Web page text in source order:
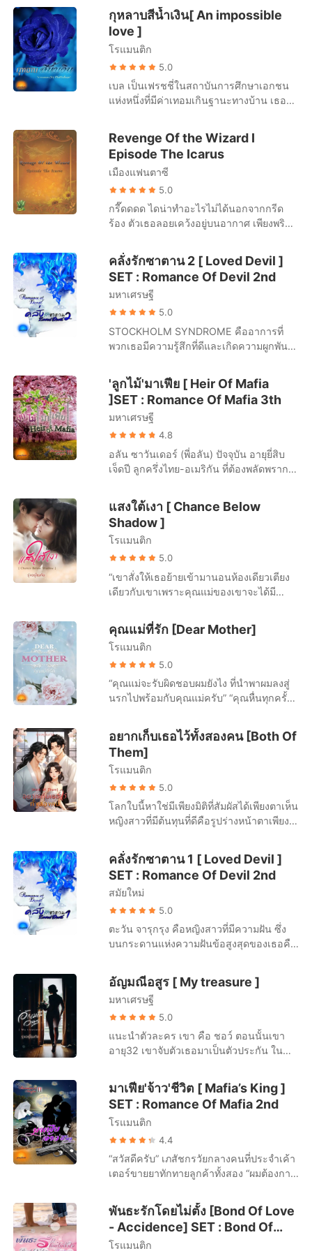
นัก ว่าทำไมจู่ๆเขาก็ต้องการอากาศเดียวกัน
ในพื้นที่แคบๆร่วมหายใจกับเธอคนนี้นานๆ เอ
ริค & คริสตี้ “ทำไมเธอถึงดูกลัวฉันนัก” เอริค
เสียส่วนใหญ่ยามที่อยู่กับเขา “ก็ ก็ คุณ ชอบ
ทำหน้าดุ หน้าเคร่งเครียด แบบนี้อยู่ตลอด
เวลา” เอริค เลิกคิ้วมองใบหน้าคริสตี้ ที่ขมวด
ตามความเข้าใจของเธอ และนั้นทำให้เอริ
คหันไปทางอื่นและ เผยรอยยิ้มออกมาเล็ก
น้อย เมื่ออดขำใบหน้าของคริสตี้ไม่ได้ โน
อาห์ & เมแกน เมื่อเค้กกล้วยหอมถูกจุดเทียน
โนอาห์อธิฐานขอต่อเทพประจำวันเกิด ว่า
“แค่เมแกน” คำพูดสั้นๆ แต่ทำให้คนที่ได้ยินยิ้ม
ออกมา “อธิฐานดังจัง” “กลัวเทพธิดาเมแกน
กอดโนอาห์ มองเข็มนาฬิกาค่อยๆขยับ ติ๊ก
ติ๊ก เลยผ่านเลขสิบสองไปในที่สุด ไอเดน &
เชือกฟาง “หมวก หมวกของนายหายไปไหน
แล้วไม่รู้” “ช่างมัน ไม่ใช่เธอที่หายไปก็ดีแล้ว”
เชือกฟางยิ้มออกมา “สมมุตินะ สมมุติ ถ้า
เชือกฟางหายไปจริงๆ ไอเดนจะตามหา เชือก
ฟางจนเจอใช่มั้ย?” “ใช่! จะหาจนกว่าจะเจอ
เลยล่ะ แต่ทางที่ดีอย่าหายไปไหนเลยดีกว่า
รางวัล
หกขวบที่มีหน้าตาเหมือนเขาในวัยเดียวกันไม่
ผิดเพี้ยน ความไม่สมหวังกับชีวิตครอบครัวที่
ผ่านมาทำให้เขาต้องการเด็กชายที่เขามั่นใจ
ว่าคือเลือดเนื้อเชื้อไขเขาอย่างแน่นอน เธอ
มันก็แค่ผู้หญิงตัวเล็กๆ ที่ไม่มีทั้งอำนาจและ
เงินทอง ซึ่งเขาจะทำอย่างไรกับเธอก็ได้
กุหลาบสีน้ำเงิน[ An impossible
love ]
โรแมนติก
5.0
เบล เป็นเฟรชชี่ในสถาบันการศึกษาเอกชน
แห่งหนึ่งที่มีค่าเทอมเกินฐานะทางบ้าน เธอ
ความโชคดีไม่ได้เกิดขึ้นกับเธอเสมอไป เมื่อ
เธอดันไปพบเห็นคุณแป้งภรรยาสาวคนสวย
ของเศรษฐีใจดี ว่าคุณแป้งกำลังเริงสวาทชนิด
ที่ทำให้เธอหญิงสาวเวอร์จิ้นถึงกับตาค้างจน
ไม่อาจละสายตาจากภาพที่อยากรู้อยากเห็น
นั้นไม่ได้ และเธอดันไปสบตากับคุณแป้งอย่าง
ช่วยไมไ่ด้ในเวลาแบบนั้น ความซวยสะท้าน
เปลี่ยนชีวิตเธอไปอย่างสิ้นเชิง “ฉันจะกลับก็
ต่อเมื่อเบลกลับไปด้วยกันเท่านั้น” “คุณกลาง
ต้องการอะไร!” “เธอ” “เบลไม่ได้เป็นโสเภณี
น้ำตา เธอจะไม่เสียใจให้กับเขาอีกแล้ว “ก็ได้
ค่ะ เบลยอมแพ้ คุณกลางอยากจะทำอะไร
เตียง” เบลทำตามนั้น และเขาไม่ต้องพูดต่อ
เมื่อสายตาเขาบอกชัดเจนว่าให้เธอถอด
เสื้อผ้าออกทั้งหมด คืนนี้เขาไม่ปล่อยเธอแล้ว
Revenge Of the Wizard I
Episode The Icarus
เมืองแฟนตาซี
5.0
กรี๊ดดดด ไดน่าทำอะไรไม่ได้นอกจากกรีด
ร้อง ตัวเธอลอยเคว้งอยู่บนอากาศ เพียงพริบ
ด้วยพลังเวทย์ของเขา พรึ่บ! สองแขนถูกตรึง
กางออกด้วยแรงบางอย่างที่เธอทั้งมองไม่เห็น
และไม่สามารถขัดขืนได้ อื้มมมม อกอวบทั้ง
สองจู่ๆก็ยุบยวบเหมือนกับว่ากำลังถูกบีบเคล้น
อ้าร์รรรรร หมับ เธอครางออกมาได้อย่างไร
กัน ริมฝีปากอิ่มเม้มปิดไว้ ยอดอกสีแดงสด
แข็งเป็นไต มันกำลังสั่นไหวเหมือนกำลังถูก
ปลายลิ้นหรือปลายนิ้วปัดกวัดแกว่งยั่วยวนให้
ถูกเขาใช้พลังเวทย์กับร่างกาย ดวงตากลม
ปรือมองเจ้าของพลังเวทย์ เขาอยู่ตรงนั้นห่าง
จากเธออยู่หลายเมตร แต่ทำไมเธอถึงรู้สึกถึง
จำนนให้มันเกิดขึ้นอย่างง่ายดาย...แต่ความ
รู้สึกต้องการของร่างกาย
คลั่งรักซาตาน 2 [ Loved Devil ]
SET : Romance Of Devil 2nd
มหาเศรษฐี
5.0
STOCKHOLM SYNDROME คืออาการที่
พวกเธอมีความรู้สึกที่ดีและเกิดความผูกพัน
กัน แม้ไม่เต็มใจในตอนแรก แต่เขาทำให้เธอ
ค้นพบความต้องการแท้จริงที่ซ่อนอยู่ ซาตาน
พี่ใหญ่ เควิ้น ชอว์น [เคน] 27 ปี อาชีพค้าของ
เถื่อน ผู้ทรงอิทธิพล รุ่นที่สามของตระกูล ไม่
เน้นพูด แต่เน้นคิด เน้นปฎิบัติ ไม่เน้นใช้ความ
รู้สึก... “อุตส่าห์พยายาม แต่ห่วยมาก เป็นได้
แค่ผู้หญิงข้างทาง ไม่เทียบชั้นนางบำเรอเลย
สักนิด...” หลิวหลิว วัย 19 ปี หัวขโมยที่ถูกจับ
เขาถึง ถึง ถึง ดูดีเหลือเกิน หลิวหลิว มอง
ตาค้างนิ่ง หัวใจวัยสาวเต้นแรง เธอตกหลุมรัก
เจ้าพ่อมาเฟียคนนั้นเพียงแค่เห็นหน้าครั้งแรก
เจ้าของธุรกิจโรงแรมระดับห้าดาวและเจ็ด
ดาวหลายแห่ง นิสัยขี้เล่น ชอบหว่านเสน่ห์ แต่
ล่อขนาดนี้ สาวๆคงอยากตกนรกกันเยอะเลย
คุณว่ามั้ยที่รัก” เมษา วัย 20 ปี เธอสวย เธอ
รวย เธอหยิ่ง มันผิดด้วยเหรอ ที่เธอไม่ต้องการ
มีผู้ชายคนสำคัญในชีวิต เพียงเพราะไม่มี
ผู้ชายคนไหนที่จะเหมาะสมกับเธอเลย “เอา
มันกลับไป และฝากข้อความถึงเจ้าของ
น้องเล็ก มดแดง วัย 19 ปี ความรักต้องหอม
หวาน ละมุนละไม ไม่ใช่เหรอ “คุณเค กลับไป
เป็นคุณเคคนเดิมได้มั้ยคะ?” เค-วอลลิส
ชอว์น [เค] 24 ปี นักแสดงชั้นนำควบ
ตำแหน่งผู้กำกับภาพยนตร์ที่อายุน้อยที่สุดใน
วงการ ‘รัก’ คือคำประกาศิตที่ตอกและจองจำ
เธอไว้กับเขาไปจวบจนลมหายใจสุดท้าย
“มดแดง ฉันขอเตือนให้เธอรู้ไว้และจำให้ได้
'ลูกไม้'มาเฟีย [ Heir Of Mafia
]SET : Romance Of Mafia 3th
มหาเศรษฐี
4.8
อลัน ซาวันเดอร์ (พี่อลัน) ปัจจุบัน อายุยี่สิบ
เจ็ดปี ลูกครึ่งไทย-อเมริกัน ที่ต้องพลัดพราก
โดยมีพ่อและแม่ทูนหัวเลี้ยงดูอบรมสั่งสอน
จนถึงอายุสิบห้า แต่ตอนที่อลันอายุได้เจ็ดขวบ
พ่อและแม่ทูนหัวที่เลี้ยงดูเขามา ได้ให้กำเนิด
บุตรสาว ผู้ซึ่งที่จะมาครอบครองหัวใจของเขา
อย่างไม่มีเงื่อนไข ปิ่นมุก อัครถาวรกุล (หนู
มุก) ปัจจุบัน อายุยี่สิบปี ที่เกิดมาท่ามกลาง
ความรักของคนรอบข้าง และรวมถึงผู้ที่จะมา
เป็นเจ้าของหัวใจ ‘พี่อลัน’ ชายเพียงคนเดียวที่
หายใจแรกของเธอที่เกิดขึ้นนั้นมาพร้อมกับ
ภาระที่ยิ่งใหญ่ เมื่อเธอต้องเป็นสะใภ้ใหญ่ของ
ตระกูลซาวันเดอร์ หนูมุกจึงถูกเลี้ยงดูให้พร้อม
กับหน้าที่ตำแหน่ง ‘เมีย’ ของพี่ชายท้องชนกัน
ที่เขาไม่ใช่เป็นเพียง อลัน ซาวันเดอร์ แต่เขา
คือ ‘ลูกไม้’มาเฟีย ที่มีเลือดส่วนนี้ไหลเวียน
ต้องเกิดขึ้นกับอลันแทบทุกวัน เมื่อเขาคิดว่า
ถึงเวลาแล้วที่เขาต้องรับเจ้าสาวตัวจริงของ
เขามาดูแลต่อจากพ่อแม่ เพื่อรอเวลาที่เหมาะ
สมที่เขาจะมอบตำแหน่ง ‘เมีย’ ที่ถูกต้องตาม
กฎหมายให้กับเธอ แต่เมื่อเธอทั้งแสบ ทั้งดื้อ
และรักเขามากมายจนทำให้เขาต้องกระทำ
บางอย่างเพื่อปกป้องเธอจากภัยร้ายที่
เกลียดตัวเองที่ต้องทำให้ ‘หนูมุก’ เสียน้ำตา
ครั้งแล้วครั้งเล่า เขาจึงต้องชดเชยให้กับเธอ
ด้วยการมอบตัวเองให้ตกเป็นของเธอครั้งแล้ว
ครั้งเล่า เพื่อฆ่าเวลารอคอยวันที่เธอจะเข้ามา
รับตำแหน่ง ‘ภรรยา’ ในอีกหนึ่งปีข้างหน้า “ถือ
ซะว่าพี่เป็นสินค้า...ที่เต็มใจให้หนูมุกได้
ทดลองใช้ได้ตามใจ...ครับ”
แสงใต้เงา [ Chance Below
Shadow ]
โรแมนติก
5.0
“เขาสั่งให้เธอย้ายเข้ามานอนห้องเดียวเตียง
เดียวกับเขาเพราะคุณแม่ของเขาจะได้มี
กับเธอเมื่อหญิงสาวคนหนึ่งที่ชื่อเล่นและ
หน้าตาแทบจะเหมือนกันกับเธอได้เสียชีวิตไป
ทำให้เธอได้เข้ามาในชีวิตของเขา ไมล์ ผู้ที่มี
รักครั้งแรกแต่ชะตาเล่นตลกให้ความรักครั้ง
แรกของเขาต้องพลัดพรากจากกันอย่างไม่มี
ทางได้กลับมา น้ำแข็งหลงรักไมล์ตั้งแต่ครั้ง
ต้องค่อยๆจืดจางไปทีละน้อยอย่างแน่นอน ก็
เพราะเขาแสนร้ายกาจกับเธอทุกอย่าง เช่น
เขาสั่งให้เธอย้ายเข้ามานอนห้องเดียวเตียง
เดียวกับเขาเพราะคุณแม่ของเขาจะได้มี
ความสุข หน้าที่เดียวของเธอคือทำตามที่เขา
สั่งเพื่อทดแทนบุญคุณที่แม่เขามีต่อเธอ
สำหรับเขาแล้วเธอก็เป็นเพียงเงา เงาของเธอ
แล้วเธอ น้ำแข็ง คนนี้จะเป็นอย่างไรต่อไป
ใครเล่าจะเป็นวีรบุรุษดึงเธอมาพบกับแสง จะ
เป็นเขาได้มั้ย? คนที่ตรึงเธอไว้แค่เป็นเพียง
เงา
คุณแม่ที่รัก [Dear Mother]
โรแมนติก
5.0
“คุณแม่จะรับผิดชอบผมยังไง ที่นำพาผมลงสู่
นรกไปพร้อมกับคุณแม่ครับ” “คุณหื่นทุกครั้งที่
นี่คุณอย่าบอกนะว่าก่อนหน้านี้คุณจำอะไรไม่
ได้เลย” นับดาวตื่นตระหนกลนลานจนแทบสิ้น
สติ “คุณบุกเข้าห้องผม ผู้หญิงตัวเล็กๆ ใครจะ
คิดว่าแรงจะเยอะจนน่ากลัว คุณจู่โจมผมทุก
อย่าง ผมไม่ใช่พระอิฐพระปูน.../...อย่านะ!!!
อย่าพูดต่อนะ” นับดาวทนฟังต่อไม่ได้ เธอ
ยกมือขึ้นปิดปากเขาพร้อมออกแรงโถมกาย
ใส่เขา ทิวาหยุดเอ่ยนอนนิ่งให้ท่อนบนเปลือย
ค่อยเห็น แต่ระยะใกล้มากกับสายตาที่ปรับ
เข้ากับความมืดได้แล้วของทั้งสอง ทำให้ต่างก็
มองเห็นดวงตาของกันและกัน ทิวาไม่ได้เอ่ย
ตกใจชักมือกลับ เซถลาจนตัวเองกลับเป็นฝ่าย
ไปนอนและทิวาก็ขยับเป็ยฝ่ายทาบทับร่างเธอ
นำพาผมลงสู่นรกไปพร้อมกับคุณแม่ครับ”
อยากเก็บเธอไว้ทั้งสองคน [Both Of
Them]
โรแมนติก
5.0
โลกใบนี้หาใช่มีเพียงมิติที่สัมผัสได้เพียงตาเห็น
หญิงสาวที่มีต้นทุนที่ดีคือรูปร่างหน้าตาเพียง
ถูกเพื่อนทรยศขโมยผลงานเขียนที่จะทำให้
เธอลืมตาอ้าปากได้ไปอย่างไร้หลักฐานที่จะ
ทวงคืน ชะตาอันเลวร้ายของเธอยังไม่สิ้นสุด
เพียงเท่านี้ ในยามนั้นเธอคิดว่านั้นคือแสง
สุดท้ายในชีวิต เธอจึงอธิฐานด้วยเรี่ยวแรง
สุดท้ายเอ่ยร้องหา “ผู้ชาย...ผู้ชาย...ผู้ชาย” เมื่อ
จู่ๆได้ลืมตาตื่นขึ้นมาอีกครั้ง กลับพบว่าตัวเอง
นอนเปลือยกายบนเตียงที่ไม่คุ้นเคย ซ้าย
เปลือยกายไม่ต่างกับเธอถึงสองคน!!! !!! เกิด
อะไรขึ้น !!!
คลั่งรักซาตาน 1 [ Loved Devil ]
SET : Romance Of Devil 2nd
สมัยใหม่
5.0
ตะวัน จารุกรุง คือหญิงสาวที่มีความฝัน ซึ่ง
บนกระดานแห่งความฝันข้อสูงสุดของเธอคือ
ขอสุดท้ายบนกระดานแห่งความฝัน --สามวัน
สุดท้ายกับ คุณคีน-- ตะวันแตกต่างเพราะเธอ
ไม่เพียงแต่แค่ฝันและแค่อยากจะทำ แต่เธอ
ทำมันสำเร็จ ตั้งแต่ข้อล่างสุดไปจนถึงข้อ
สูงสุดของกระดานแห่งความฝันนั้น ก่อนที่
ชีวิตเธอจะไม่เป็นของเธออีกต่อไป แต่ใคร
เล่าจะรู้ว่าช่วงเวลาสามวันที่ตะวันยอมแลก
พบกับความสูญเสียมากเพียงใด เมื่อถึงวันหมด
อายุของกระดานแห่งความฝันของเธอ
ลูกชายที่กลายเป็นฆาตกรฆ่าพ่อตัวเอง และ
คนเถื่อนนอกกฎหมาย คีน ชอว์น ซาตานใน
ใบหน้าที่ไร้ซึ่งความรู้สึก ดวงตาแข็งกร้าว
แดงก่ำอย่างกับไม่ใช่ดวงตาของมนุษย์ เขา
ก่อนที่เสียงลูกกรงค่อยๆเลื่อนปิดขวางกั้น
อิสระภาพต่อหน้าต่อตาเขา
อัญมณีอสูร [ My treasure ]
มหาเศรษฐี
5.0
แนะนำตัวละคร เขา คือ ชอว์ ตอนนั้นเขา
อายุ32 เขาจับตัวเธอมาเป็นตัวประกัน ใน
ไม่คืนของของที่เขาตามหาอยู่ แต่ดูเหมือน
เด็กอย่างเธอจะไม่รู้จักสถานะคำว่าตัว
ประกันเลย แม่นี่! ช่างกินอิ่มนอนสบายเกินไป
แล้ว... เธอ คือ หนูอัญ ‘สิ่งมีชีวิตที่เกิดจาก
ความเกลียดชังและไม่ตั้งใจ’ ในคืนหนึ่งที่เธอ
ไปร่วมงานวันเกิดครบรอบสิบเก้าปีของเพื่อน
เธอดันไปเห็นการฆาตกรรมเข้า...ก็แค่อยาก
จะหนีจากเมืองไทยไปสักพักให้เรื่องการตาม
จระเข้เสียได้ ห๊า!!! แต่แค่นั้นมันยังน้อยไปเมื่อ
เสือที่เธออุตส่าห์หนีมานั้่นดันกลายร่างเป็น
จระเข้ไปอีกซะงั้น... คำโปรย ::: เสียง
มาเฟีย​'จ้าว'ชีวิต [ Mafia’s King ]
SET : Romance Of Mafia 2nd
โรแมนติก
4.4
“สวัสดีครับ” เภสัชกรวัยกลางคนที่ประจำเค้า
เตอร์ขายยาทักทายลูกค้าทั้งสอง “ผมต้องการ
น้ำฟ้าหันไปมองคนข้างกายที่ยังกุมมือเธอ
ด้วยดวงตาที่เบิกกว้างจนดวงตาสีน้ำตาลเข้ม
แทบจะหลุดออกจากเบ้าตา “ครับ” เภสัชกร
ขานรับพร้อมกับหันหลังหยิบสิ่งที่ลูกค้าตรง
พันธะรักโดยไม่ตั้ง [Bond Of Love
- Accidence] SET : Bond Of
Love
โรแมนติก